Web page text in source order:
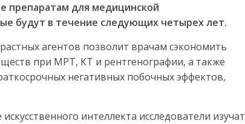
препаратам для медицинской
будут в течение следующих четырех лет.
агентов позволит врачам сэкономить
при МРТ, КТ и рентгенографии, а также
негативных побочных эффектов,
интеллекта исследователи изучат